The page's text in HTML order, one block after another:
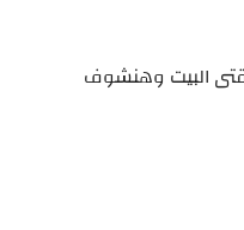
البيت وهنشوف